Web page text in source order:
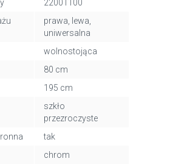
22001100
prawa, lewa,
uniwersalna
wolnostojąca
80 cm
195 cm
szkło
przezroczyste
tak
chrom